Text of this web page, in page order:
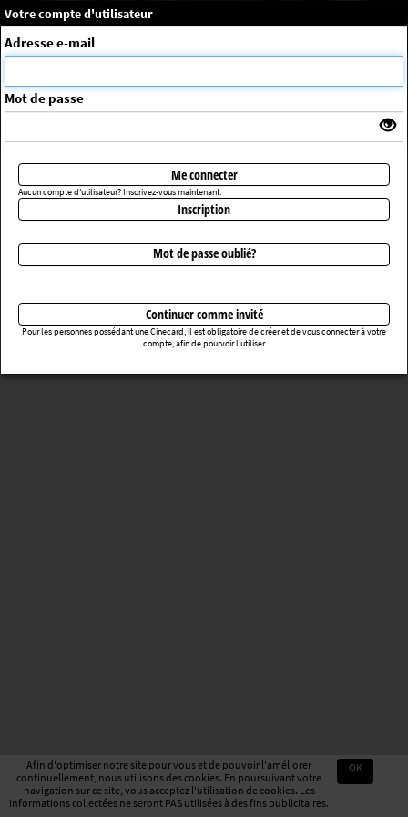
Afin d'optimiser notre site pour vous et de pouvoir l'améliorer
continuellement, nous utilisons des cookies. En poursuivant votre
navigation sur ce site, vous acceptez l'utilisation de cookies. Les
informations collectées ne seront PAS utilisées à des fins publicitaires.
OK
Message système
La séance choisie n'a pas été trouvée
Votre compte d'utilisateur
Adresse e-mail
Mot de passe
Me connecter
Aucun compte d'utilisateur? Inscrivez-vous maintenant.
Inscription
Mot de passe oublié?
Continuer comme invité
Pour les personnes possédant une Cinecard, il est obligatoire de créer et de vous connecter à votre
compte, afin de pourvoir l’utiliser.